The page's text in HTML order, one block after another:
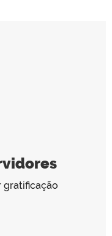
gratificação